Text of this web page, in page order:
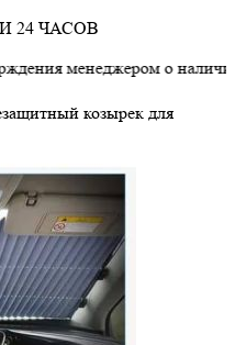
24 ЧАСОВ
менеджером о наличии
козырек для